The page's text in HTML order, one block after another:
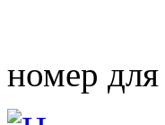
номер